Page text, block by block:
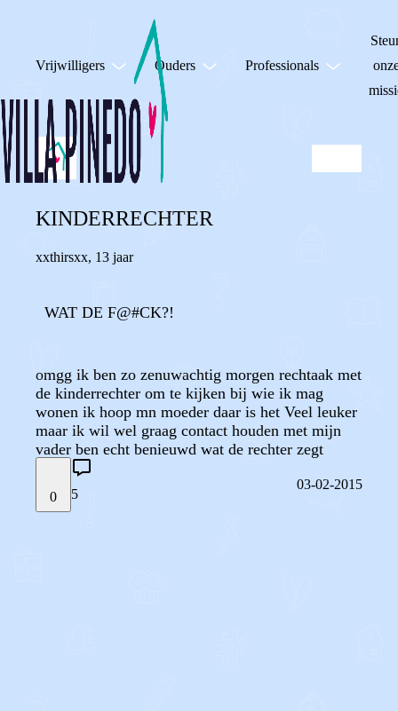
Vrijwilligers Ouders Professionals
KINDERRECHTER
xxthirsxx, 13 jaar
WAT DE F@#CK?!
omgg ik ben zo zenuwachtig morgen rechtaak met
de kinderrechter om te kijken bij wie ik mag
wonen ik hoop mn moeder daar is het Veel leuker
maar ik wil wel graag contact houden met mijn
vader ben echt benieuwd wat de rechter zegt
0 5
03-02-2015